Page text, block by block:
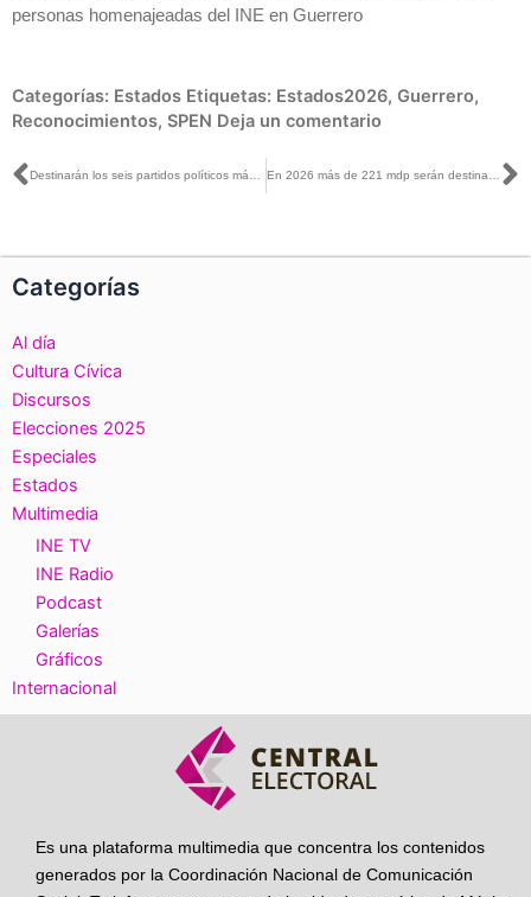
personas homenajeadas del INE en Guerrero
Categorías: Estados Etiquetas: Estados2026, Guerrero,
Reconocimientos, SPEN Deja un comentario
Ant
Categorías
Al día
Cultura Cívica
Discursos
Elecciones 2025
Especiales
Estados
Multimedia
INE TV
INE Radio
Podcast
Galerías
Gráficos
Internacional
Es una plataforma multimedia que concentra los contenidos
generados por la Coordinación Nacional de Comunicación